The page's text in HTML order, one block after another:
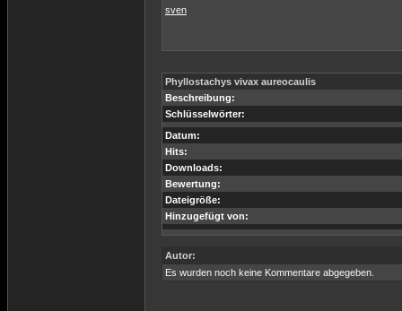
sven
Phyllostachys vivax aureocaulis
Beschreibung:
Schlüsselwörter:
Datum:
Hits:
Downloads:
Bewertung:
Dateigröße:
Hinzugefügt von:
Autor:
Es wurden noch keine Kommentare abgegeben.